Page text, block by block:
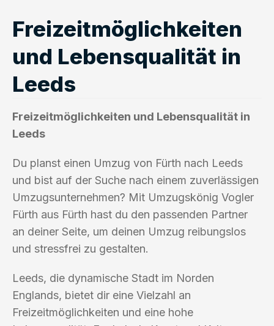
Freizeitmöglichkeiten
und Lebensqualität in
Leeds
Freizeitmöglichkeiten und Lebensqualität in
Leeds
Du planst einen Umzug von Fürth nach Leeds
und bist auf der Suche nach einem zuverlässigen
Umzugsunternehmen? Mit Umzugskönig Vogler
Fürth aus Fürth hast du den passenden Partner
an deiner Seite, um deinen Umzug reibungslos
und stressfrei zu gestalten.
Leeds, die dynamische Stadt im Norden
Englands, bietet dir eine Vielzahl an
Freizeitmöglichkeiten und eine hohe